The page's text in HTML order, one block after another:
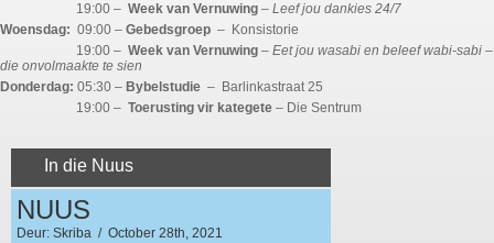
19:00 – Week van Vernuwing – Leef jou dankies 24/7
Woensdag: 09:00 – Gebedsgroep – Konsistorie
19:00 – Week van Vernuwing – Eet jou wasabi en beleef wabi-sabi
die onvolmaakte te sien
Donderdag: 05:30 – Bybelstudie – Barlinkastraat 25
19:00 – Toerusting vir kategete – Die Sentrum
In die Nuus
NUUS
Deur: Skriba / October 28th, 2021